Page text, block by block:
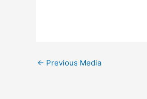
← Previous Media